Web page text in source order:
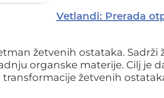
Vetlandi: Prerada
žetvenih ostataka. Sadrži
organske materije. Cilj je
žetvenih